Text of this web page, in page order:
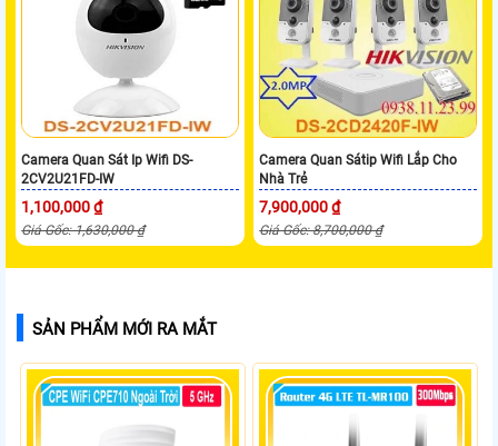
Camera Quan Sát Ip Wifi DS-
2CV2U21FD-IW
1,100,000 ₫
Giá Gốc: 1,630,000 ₫
Camera Quan Sátip Wifi Lắp Cho
Nhà Trẻ
7,900,000 ₫
Giá Gốc: 8,700,000 ₫
SẢN PHẨM MỚI RA MẮT